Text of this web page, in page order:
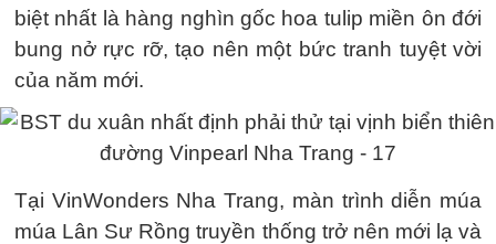
biệt nhất là hàng nghìn gốc hoa tulip miền ôn đới
bung nở rực rỡ, tạo nên một bức tranh tuyệt vời
của năm mới.
Tại VinWonders Nha Trang, màn trình diễn múa
múa Lân Sư Rồng truyền thống trở nên mới lạ và